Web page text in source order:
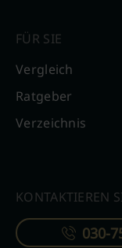
FÜR SIE
Vergleich
Ratgeber
Verzeichnis
KONTAKTIEREN
030-